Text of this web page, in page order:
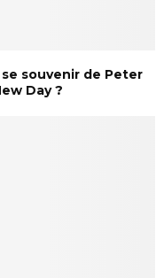
souvenir de Peter
Day ?